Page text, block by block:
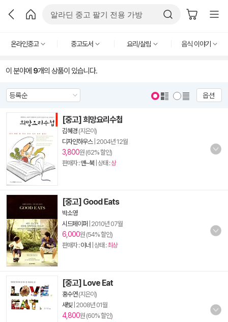
온라인중고 중고도서 요리/살림 음식 이야기
이 분야에 9개의 상품이 있습니다.
옵션
[중고] 희망요리수첩
김혜경 (지은이)
디자인하우스| 2004년 12월
3,800원 (62% 할인)
판매자 :앤~북| 상태 :상
[중고] Good Eats
박소영
시드페이퍼 2010년 07월
6,000원 (54% 할인)
판매자 :이너 | 상태 :최상
[중고] Love Eat
홍수연(지은이)
새빛 2008년 01월
4,800원 (60% 할인)